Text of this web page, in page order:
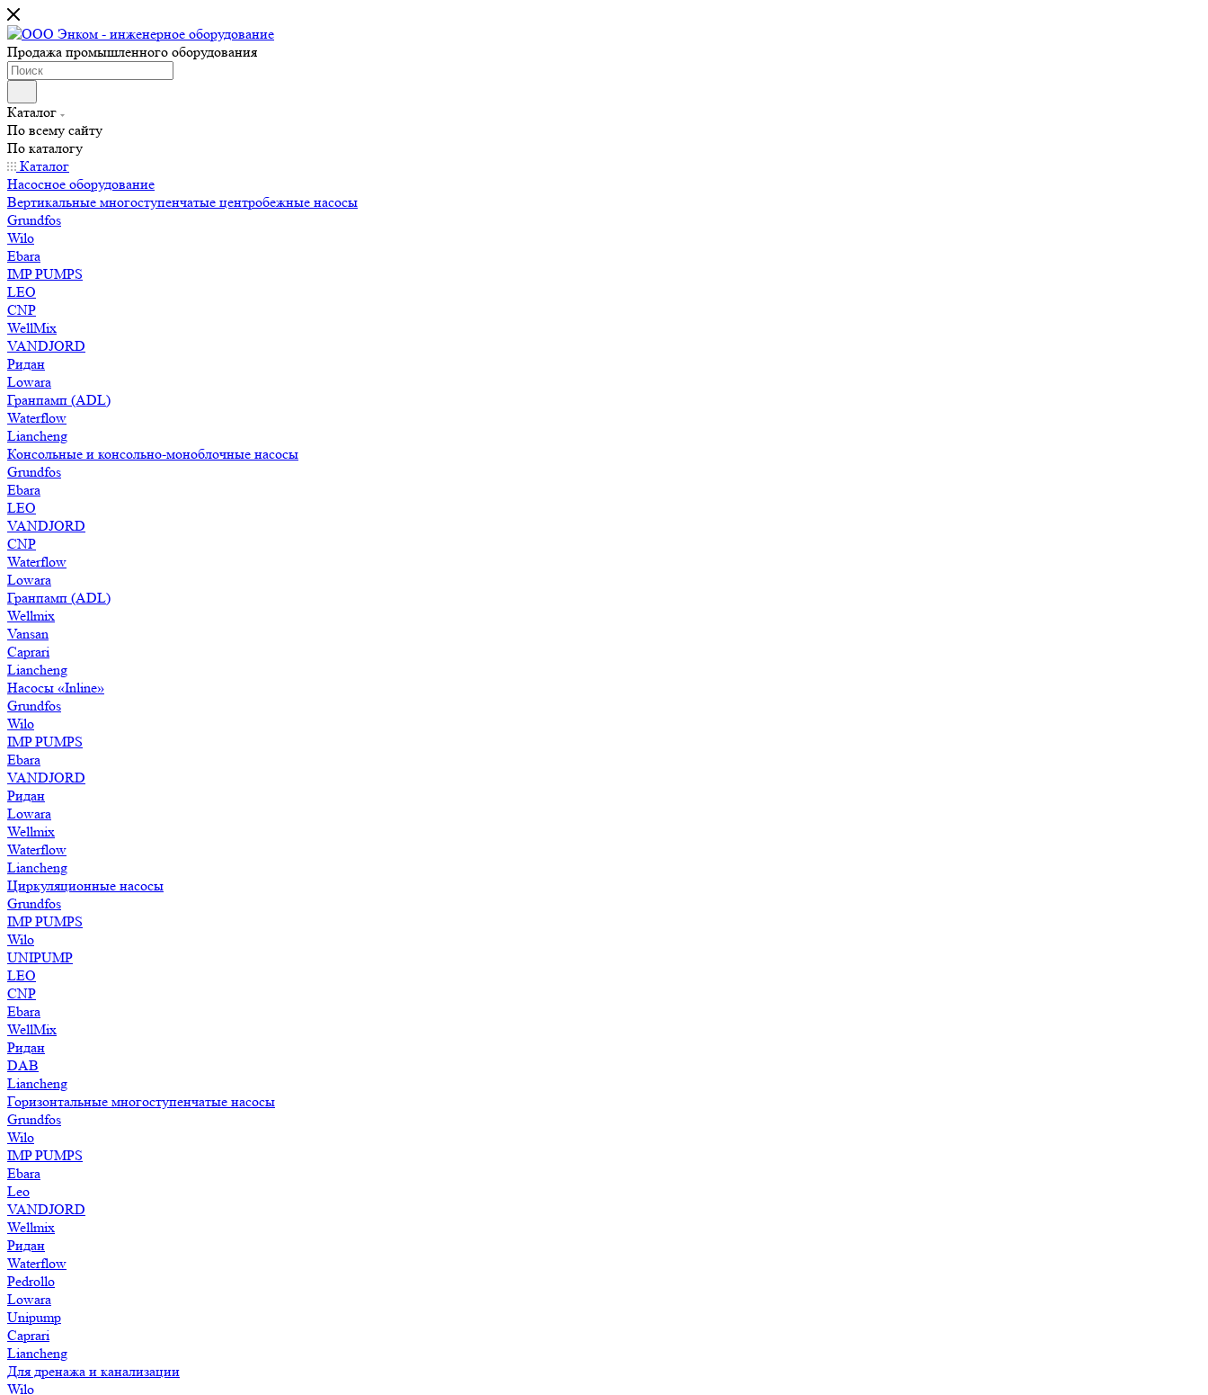
Продажа промышленного оборудования
Каталог
По всему сайту
По каталогу
Каталог
Насосное оборудование
Вертикальные многоступенчатые центробежные насосы
Grundfos
Wilo
Ebara
IMP PUMPS
LEO
CNP
WellMix
VANDJORD
Ридан
Lowara
Гранпамп (ADL)
Waterflow
Liancheng
Консольные и консольно-моноблочные насосы
Grundfos
Ebara
LEO
VANDJORD
CNP
Waterflow
Lowara
Гранпамп (ADL)
Wellmix
Vansan
Caprari
Liancheng
Насосы «Inline»
Grundfos
Wilo
IMP PUMPS
Ebara
VANDJORD
Ридан
Lowara
Wellmix
Waterflow
Liancheng
Циркуляционные насосы
Grundfos
IMP PUMPS
Wilo
UNIPUMP
LEO
CNP
Ebara
WellMix
Ридан
DAB
Liancheng
Горизонтальные многоступенчатые насосы
Grundfos
Wilo
IMP PUMPS
Ebara
Leo
VANDJORD
Wellmix
Ридан
Waterflow
Pedrollo
Lowara
Unipump
Caprari
Liancheng
Для дренажа и канализации
Wilo